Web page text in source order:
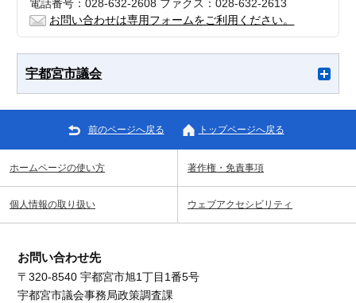
電話番号：028-632-2608 ファクス：028-632-2613
お問い合わせは専用フォームをご利用ください。
宇都宮市議会
前のページへ戻る トップページへ戻る
ホームページの使い方 著作権・免責事項
個人情報の取り扱い ウェブアクセシビリティ
お問い合わせ先
〒320-8540 宇都宮市旭1丁目1番5号
宇都宮市議会事務局政策調査課